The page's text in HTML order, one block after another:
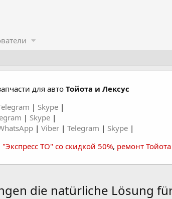
для авто Тойота и Лексус
| Skype |
| Skype |
| Viber | Telegram | Skype |
"Экспресс ТО" со скидкой 50%, ремонт Тойота
die natürliche Lösung